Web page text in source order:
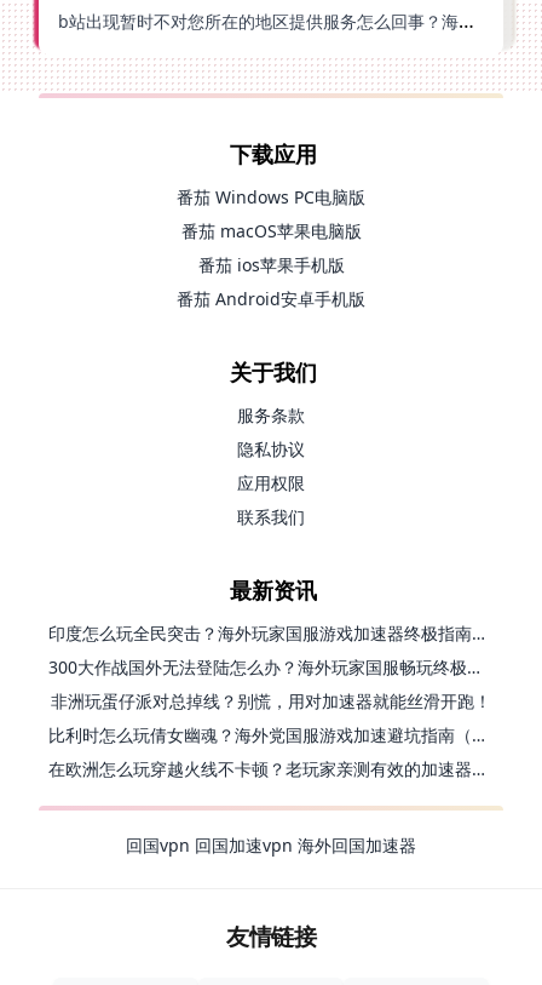
b站出现暂时不对您所在的地区提供服务怎么回事？海外党亲测有效的回国加速方案
下载应用
番茄 Windows PC电脑版
番茄 macOS苹果电脑版
番茄 ios苹果手机版
番茄 Android安卓手机版
关于我们
服务条款
隐私协议
应用权限
联系我们
最新资讯
印度怎么玩全民突击？海外玩家国服游戏加速器终极指南（附原神延迟优化+精灵之境加速器选择）
300大作战国外无法登陆怎么办？海外玩家国服畅玩终极指南（附实测推荐）
非洲玩蛋仔派对总掉线？别慌，用对加速器就能丝滑开跑！
比利时怎么玩倩女幽魂？海外党国服游戏加速避坑指南（附实测推荐）
在欧洲怎么玩穿越火线不卡顿？老玩家亲测有效的加速器选择指南
回国vpn 回国加速vpn 海外回国加速器
友情链接